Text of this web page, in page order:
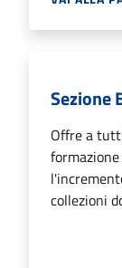
Sezione
Offre a
collezioni